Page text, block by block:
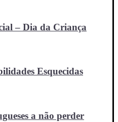
– Dia da Criança
Esquecidas
a não perder